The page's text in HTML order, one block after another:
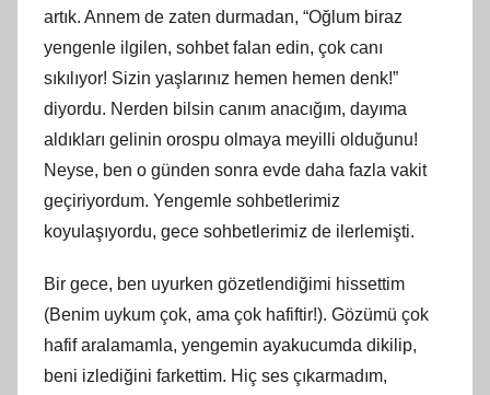
artık. Annem de zaten durmadan, “Oğlum biraz
yengenle ilgilen, sohbet falan edin, çok canı
sıkılıyor! Sizin yaşlarınız hemen hemen denk!”
diyordu. Nerden bilsin canım anacığım, dayıma
aldıkları gelinin orospu olmaya meyilli olduğunu!
Neyse, ben o günden sonra evde daha fazla vakit
geçiriyordum. Yengemle sohbetlerimiz
koyulaşıyordu, gece sohbetlerimiz de ilerlemişti.
Bir gece, ben uyurken gözetlendiğimi hissettim
(Benim uykum çok, ama çok hafiftir!). Gözümü çok
hafif aralamamla, yengemin ayakucumda dikilip,
beni izlediğini farkettim. Hiç ses çıkarmadım,